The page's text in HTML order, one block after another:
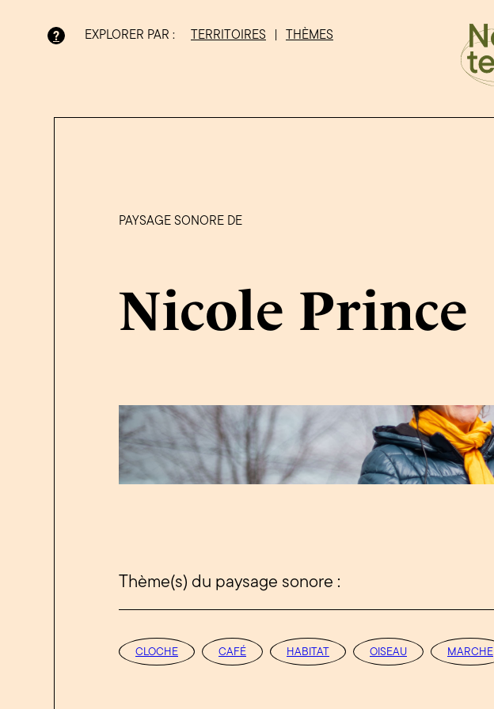
? EXPLORER PAR : TERRITOIRES
THÈMES
PAYSAGE SONORE DE
Nicole Prince
Thème(s) du paysage sonore :
CLOCHE CAFÉ HABITAT OISEAU MARCHE